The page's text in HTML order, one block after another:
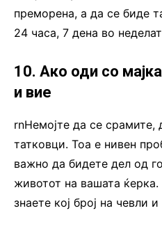
преморена, а да се биде
24 часа, 7 дена во
10. Ако оди со
и вие
rnНемојте да се срамите,
татковци. Тоа е нивен
важно да бидете дел од
животот на вашата
знаете кој број на чевли